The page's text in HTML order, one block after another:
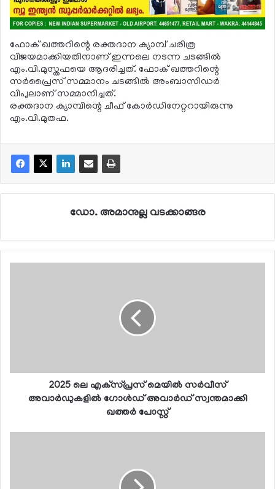
ഫോക് ഖത്തറിന്റെ രക്തദാന ക്യാമ്പ് ചരിത്ര
വിജയമാക്കിയതിനാണ് ഇന്നലെ നടന്ന ചടങ്ങില്‍
എം.വി.മുസ്തഫയെ ആദരിച്ചത്. ഫോക് ഖത്തറിന്റെ
സര്‍പ്രൈസ് സമ്മാനം ചടങ്ങില്‍ അംബാസിഡര്‍
വിപുലാണ് സമ്മാനിച്ചത്.
രക്തദാന ക്യാമ്പിന്റെ ചീഫ് കോര്‍ഡിനേറ്ററായിരുന്നു
എം.വി.മുതഫ.
ഡോ. അമാനുല്ല വടക്കാങ്ങര
2025 ലെ എക്‌സ്പ്രസ് മെയില്‍ സര്‍വീസ്
അവാര്‍ഡുകളില്‍ ഗോള്‍ഡ് അവാര്‍ഡ് സ്വന്തമാക്കി
ഖത്തര്‍ പോസ്റ്റ്